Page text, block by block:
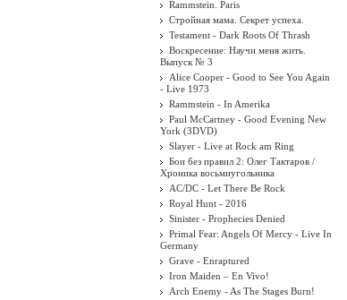
Rammstein. Paris
Стройная мама. Секрет успеха.
Testament - Dark Roots Of Thrash
Воскресение: Научи меня жить.
Выпуск № 3
Alice Cooper - Good to See You Again
- Live 1973
Rammstein - In Amerika
Paul McCartney - Good Evening New
York (3DVD)
Slayer - Live at Rock am Ring
Бои без правил 2: Олег Тактаров /
Хроника восьмиугольника
AC/DC - Let There Be Rock
Royal Hunt - 2016
Sinister - Prophecies Denied
Primal Fear: Angels Of Mercy - Live In
Germany
Grave - Enraptured
Iron Maiden ‎– En Vivo!
Arch Enemy - As The Stages Burn!